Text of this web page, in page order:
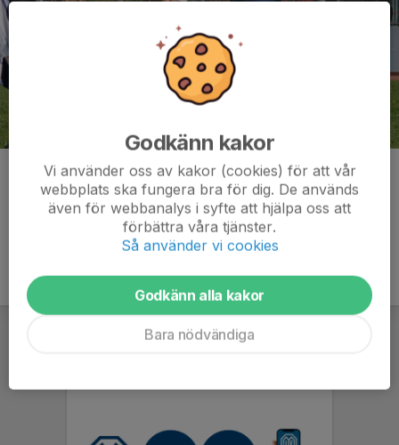
Kommentarer
Godkänn kakor
Vi använder oss av kakor (cookies) för att vår
webbplats ska fungera bra för dig. De används
även för webbanalys i syfte att hjälpa oss att
förbättra våra tjänster.
Så använder vi cookies
Godkänn alla kakor
Bara nödvändiga